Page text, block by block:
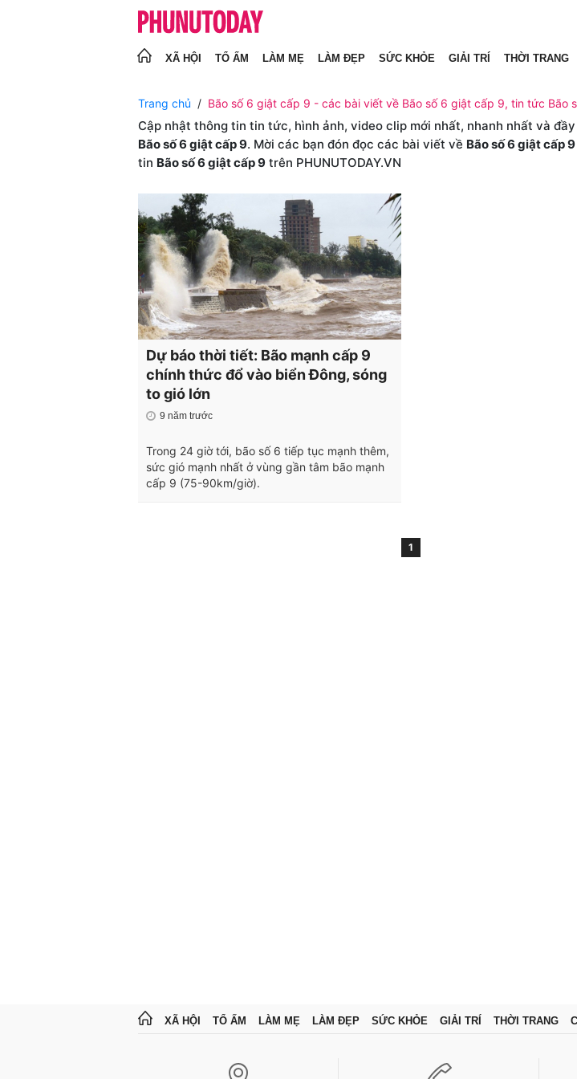
XÃ HỘI TỔ ẤM LÀM MẸ LÀM ĐẸP SỨC KHỎE GIẢI TRÍ THỜI TRANG
Trang chủ Bão số 6 giật cấp 9 - các bài viết về Bão số 6 giật cấp 9, tin tức Bão
Cập nhật thông tin tin tức, hình ảnh, video clip mới nhất, nhanh nhất và
Bão số 6 giật cấp 9. Mời các bạn đón đọc các bài viết về Bão số 6 giật cấp 9
tin Bão số 6 giật cấp 9 trên PHUNUTODAY.VN
Dự báo thời tiết: Bão mạnh cấp 9
chính thức đổ vào biển Đông, sóng
to gió lớn
9 năm trước
Trong 24 giờ tới, bão số 6 tiếp tục mạnh thêm,
sức gió mạnh nhất ở vùng gần tâm bão mạnh
cấp 9 (75-90km/giờ).
1
XÃ HỘI TỔ ẤM LÀM MẸ LÀM ĐẸP SỨC KHỎE GIẢI TRÍ THỜI TRANG